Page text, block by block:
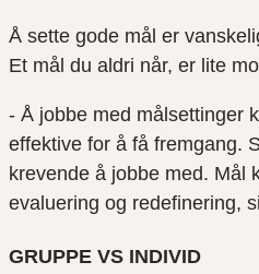
Å sette gode mål er
Et mål du aldri når, er lite
- Å jobbe med
effektive for å få fremgang.
krevende å jobbe med. Mål
evaluering og redefinering,
GRUPPE VS INDIVID